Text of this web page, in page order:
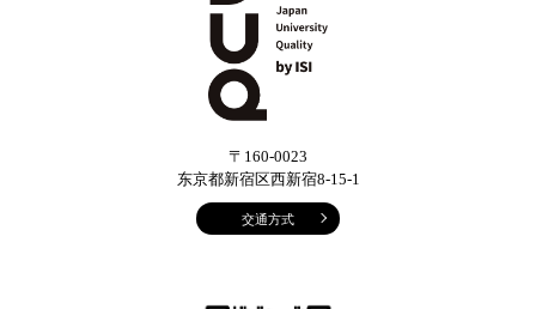
〒160-0023
东京都新宿区西新宿8-15-1
交通方式